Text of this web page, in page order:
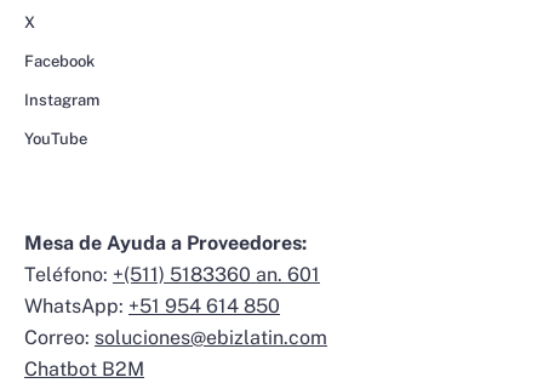
X
Facebook
Instagram
YouTube
Mesa de Ayuda a Proveedores:
Teléfono: +(511) 5183360 an. 601
WhatsApp: +51 954 614 850
Correo: soluciones@ebizlatin.com
Chatbot B2M